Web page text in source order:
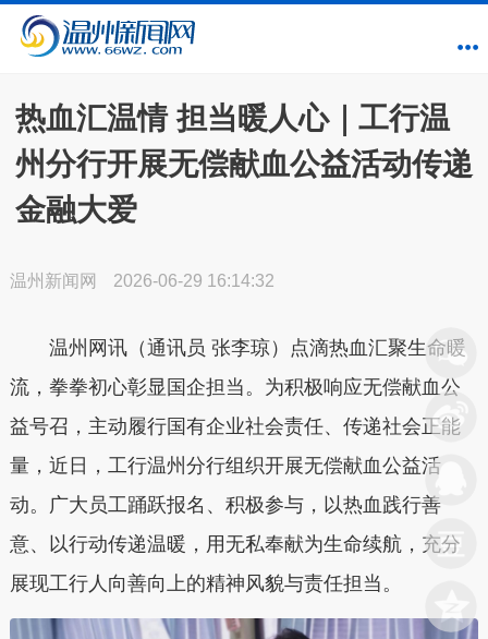
热血汇温情 担当暖人心｜工行温
州分行开展无偿献血公益活动传递
金融大爱
温州新闻网 2026-06-29 16:14:32
温州网讯（通讯员 张李琼）点滴热血汇聚生命暖
流，拳拳初心彰显国企担当。为积极响应无偿献血公
益号召，主动履行国有企业社会责任、传递社会正能
量，近日，工行温州分行组织开展无偿献血公益活
动。广大员工踊跃报名、积极参与，以热血践行善
意、以行动传递温暖，用无私奉献为生命续航，充分
展现工行人向善向上的精神风貌与责任担当。